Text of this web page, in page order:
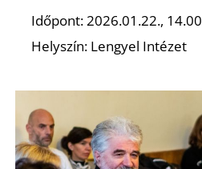
Időpont: 2026.01.22., 14.00
Helyszín: Lengyel Intézet